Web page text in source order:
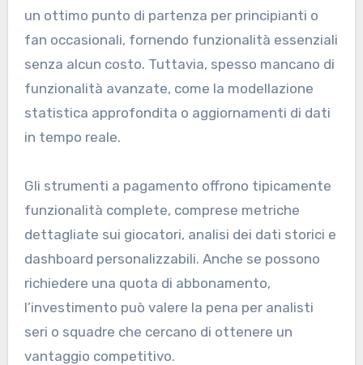
un ottimo punto di partenza per principianti o
fan occasionali, fornendo funzionalità essenziali
senza alcun costo. Tuttavia, spesso mancano di
funzionalità avanzate, come la modellazione
statistica approfondita o aggiornamenti di dati
in tempo reale.
Gli strumenti a pagamento offrono tipicamente
funzionalità complete, comprese metriche
dettagliate sui giocatori, analisi dei dati storici e
dashboard personalizzabili. Anche se possono
richiedere una quota di abbonamento,
l’investimento può valere la pena per analisti
seri o squadre che cercano di ottenere un
vantaggio competitivo.